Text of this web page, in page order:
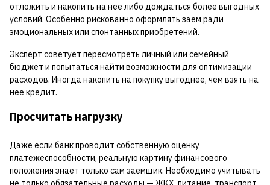
отложить и накопить на нее либо дождаться более выгодных
условий. Особенно рискованно оформлять заем ради
эмоциональных или спонтанных приобретений.
Эксперт советует пересмотреть личный или семейный
бюджет и попытаться найти возможности для оптимизации
расходов. Иногда накопить на покупку выгоднее, чем взять на
нее кредит.
Просчитать нагрузку
Даже если банк проводит собственную оценку
платежеспособности, реальную картину финансового
положения знает только сам заемщик. Необходимо учитывать